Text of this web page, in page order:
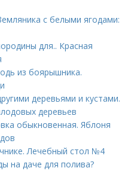
с белыми ягодами:
для.. Красная
из боярышника.
деревьями и кустами.
деревьев
обыкновенная. Яблоня
Лечебный стол №4
на даче для полива?